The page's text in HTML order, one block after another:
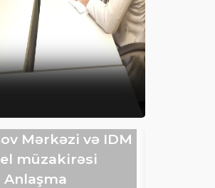
Mərkəzi və IDM
müzakirəsi